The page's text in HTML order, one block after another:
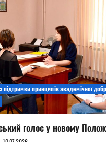
підтримки принципів академічної
голос у новому